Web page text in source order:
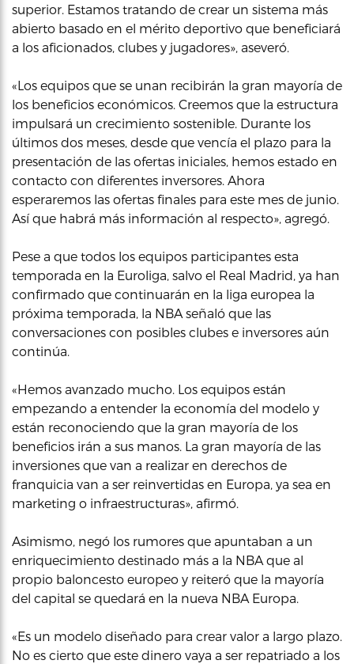
superior. Estamos tratando de crear un sistema más
abierto basado en el mérito deportivo que beneficiará
a los aficionados, clubes y jugadores», aseveró.
«Los equipos que se unan recibirán la gran mayoría de
los beneficios económicos. Creemos que la estructura
impulsará un crecimiento sostenible. Durante los
últimos dos meses, desde que vencía el plazo para la
presentación de las ofertas iniciales, hemos estado en
contacto con diferentes inversores. Ahora
esperaremos las ofertas finales para este mes de junio.
Así que habrá más información al respecto», agregó.
Pese a que todos los equipos participantes esta
temporada en la Euroliga, salvo el Real Madrid, ya han
confirmado que continuarán en la liga europea la
próxima temporada, la NBA señaló que las
conversaciones con posibles clubes e inversores aún
continúa.
«Hemos avanzado mucho. Los equipos están
empezando a entender la economía del modelo y
están reconociendo que la gran mayoría de los
beneficios irán a sus manos. La gran mayoría de las
inversiones que van a realizar en derechos de
franquicia van a ser reinvertidas en Europa, ya sea en
marketing o infraestructuras», afirmó.
Asimismo, negó los rumores que apuntaban a un
enriquecimiento destinado más a la NBA que al
propio baloncesto europeo y reiteró que la mayoría
del capital se quedará en la nueva NBA Europa.
«Es un modelo diseñado para crear valor a largo plazo.
No es cierto que este dinero vaya a ser repatriado a los